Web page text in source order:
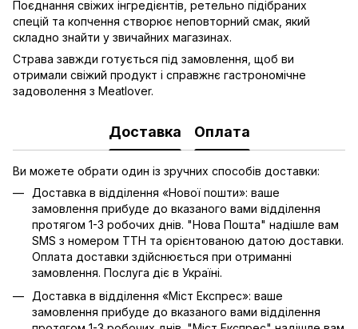
Поєднання свіжих інгредієнтів, ретельно підібраних
спецій та копчення створює неповторний смак, який
складно знайти у звичайних магазинах.
Страва завжди готується під замовлення, щоб ви
отримали свіжий продукт і справжнє гастрономічне
задоволення з Meatlover.
Доставка Оплата
Ви можете обрати один із зручних способів доставки:
Доставка в відділення «Нової пошти»: ваше
замовлення прибуде до вказаного вами відділення
протягом 1-3 робочих днів. "Нова Пошта" надішле вам
SMS з номером ТТН та орієнтованою датою доставки.
Оплата доставки здійснюється при отриманні
замовлення. Послуга діє в Україні.
Доставка в відділення «Міст Експрес»: ваше
замовлення прибуде до вказаного вами відділення